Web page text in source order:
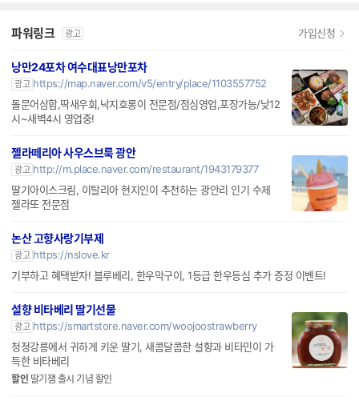
파워링크 광고 가입신청
낭만24포차 여수대표낭만포차
광고 https://map.naver.com/v5/entry/place/1103557752
돌문어삼합,딱새우회,낙지호롱이 전문점/점심영업,포장가능/낮12
시~새벽4시 영업중!
젤라떼리아 사우스브룩 광안
광고 http://m.place.naver.com/restaurant/1943179377
딸기아이스크림, 이탈리아 현지인이 추천하는 광안리 인기 수제
젤라또 전문점
논산 고향사랑기부제
광고 https://nslove.kr
기부하고 혜택받자! 블루베리, 한우막구이, 1등급 한우등심 추가 증정 이벤트!
설향 비타베리 딸기선물
광고 https://smartstore.naver.com/woojoostrawberry
청정강릉에서 귀하게 키운 딸기, 새콤달콤한 설향과 비타민이 가
득한 비타베리
할인 딸기잼 출시 기념 할인